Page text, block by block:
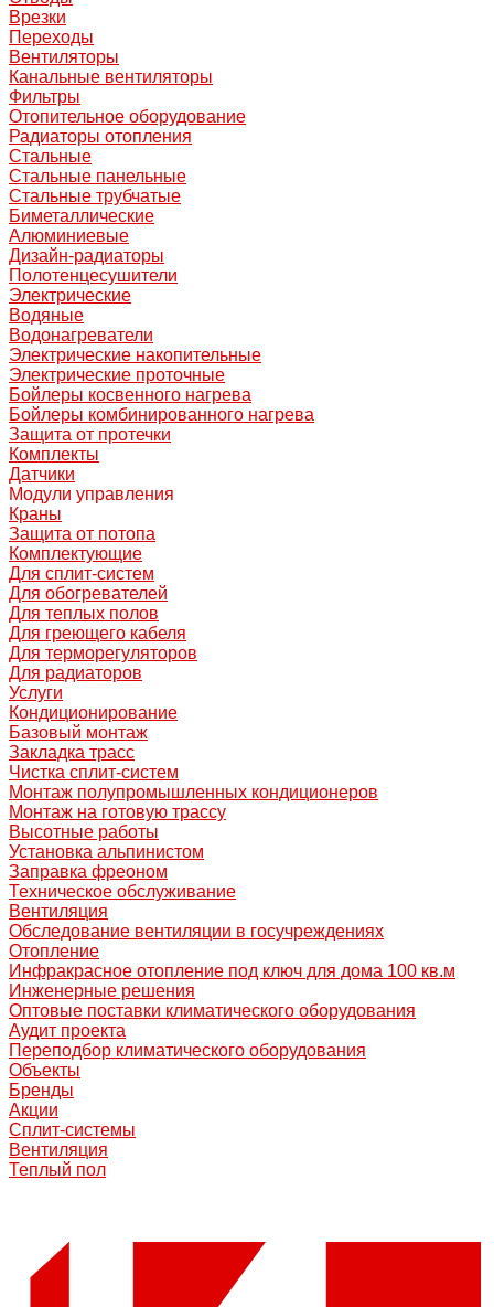
Врезки
Переходы
Вентиляторы
Канальные вентиляторы
Фильтры
Отопительное оборудование
Радиаторы отопления
Стальные
Стальные панельные
Стальные трубчатые
Биметаллические
Алюминиевые
Дизайн-радиаторы
Полотенцесушители
Электрические
Водяные
Водонагреватели
Электрические накопительные
Электрические проточные
Бойлеры косвенного нагрева
Бойлеры комбинированного нагрева
Защита от протечки
Комплекты
Датчики
Модули управления
Краны
Защита от потопа
Комплектующие
Для сплит-систем
Для обогревателей
Для теплых полов
Для греющего кабеля
Для терморегуляторов
Для радиаторов
Услуги
Кондиционирование
Базовый монтаж
Закладка трасс
Чистка сплит-систем
Монтаж полупромышленных кондиционеров
Монтаж на готовую трассу
Высотные работы
Установка альпинистом
Заправка фреоном
Техническое обслуживание
Вентиляция
Обследование вентиляции в госучреждениях
Отопление
Инфракрасное отопление под ключ для дома 100 кв.м
Инженерные решения
Оптовые поставки климатического оборудования
Аудит проекта
Переподбор климатического оборудования
Объекты
Бренды
Акции
Сплит-системы
Вентиляция
Теплый пол